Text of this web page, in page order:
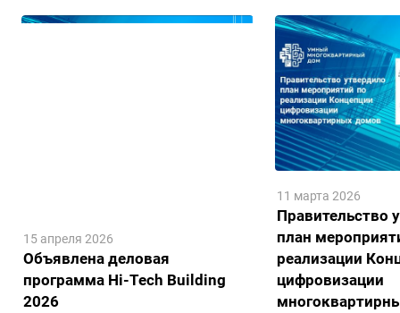
Объявлена деловая
программа Hi-Tech Building
2026
15 апреля 2026
Правительство
план
реализации
цифровизации
11 марта 2026